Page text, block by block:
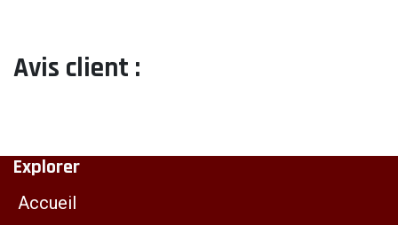
Avis client :
Explorer
Accueil